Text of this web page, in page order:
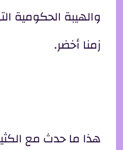
والهيبة الحكومية
زمنا أخضر.
هذا ما حدث مع